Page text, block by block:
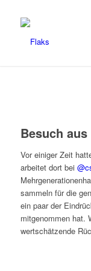
Besuch
Vor einiger Zeit
arbeitet dort bei
sammeln für die
ein paar der
mitgenommen hat.
wertschätzende